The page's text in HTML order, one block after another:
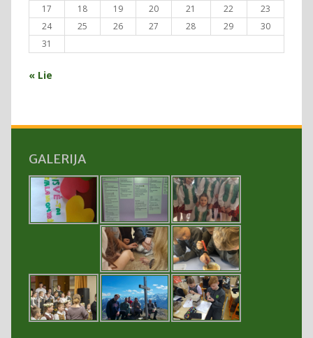
17
18 19 20 21 22
23
24
25 26 27 28 29
30
31
« Lie
GALERIJA